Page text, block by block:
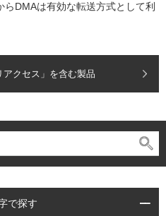
DMAは有効な転送方式として利
アクセス」を含む製品
で探す